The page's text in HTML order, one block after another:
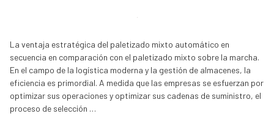
La ventaja estratégica del paletizado mixto automático en
secuencia en comparación con el paletizado mixto sobre la marcha.
En el campo de la logística moderna y la gestión de almacenes, la
eficiencia es primordial. A medida que las empresas se esfuerzan por
optimizar sus operaciones y optimizar sus cadenas de suministro, el
proceso de selección …